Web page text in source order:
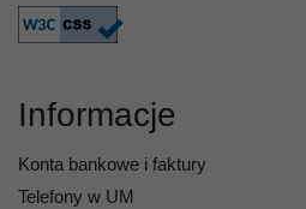
Informacje
Konta bankowe i faktury
Telefony w UM